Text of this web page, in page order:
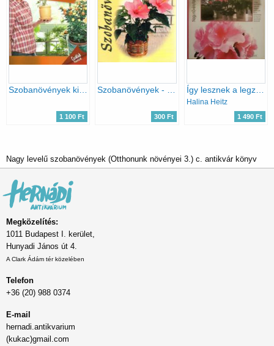
1 100 Ft 300 Ft
Így lesznek a legzöldebbek és legvirágosabbak... A szobanövények (Nagy növénytanácsadó)
Halina Heitz
1 490 Ft
Nagy levelű szobanövények (Otthonunk növényei 3.) c. antikvár könyv
Megközelítés:
1011 Budapest I. kerület,
Hunyadi János út 4.
A Clark Ádám tér közelében
Telefon
+36 (20) 988 0374
E-mail
hernadi.antikvarium
(kukac)gmail.com